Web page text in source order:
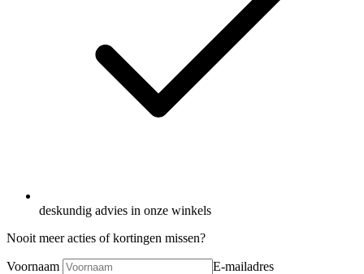
deskundig advies in onze winkels
Nooit meer acties of kortingen missen?
Voornaam E-mailadres